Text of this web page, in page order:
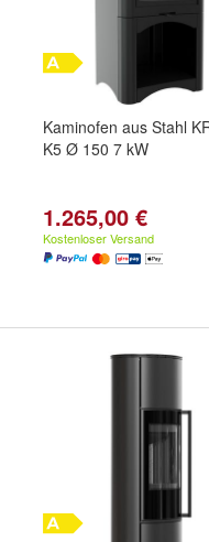
Kaminofen aus Stahl
K5 Ø 150 7 kW
1.265,00 €
Kostenloser Versand